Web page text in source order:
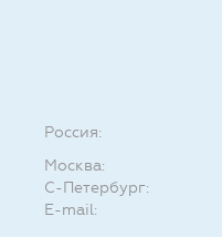
Россия:
Москва:
С-Петербург:
E-mail: